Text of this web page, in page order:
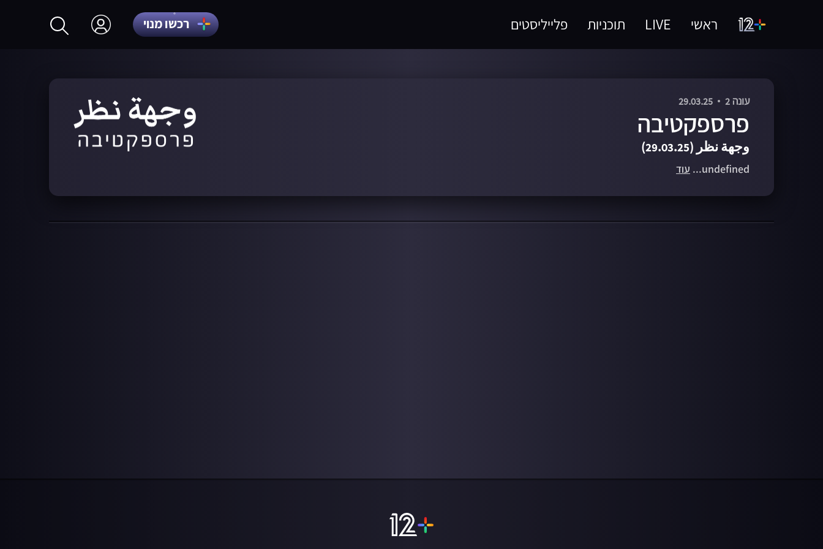
ראשי LIVE תוכניות פלייליסטים רכשו מנוי
עונה 2 29.03.25
פרספקטיבה
وجهة نظر (29.03.25)
undefined... עוד